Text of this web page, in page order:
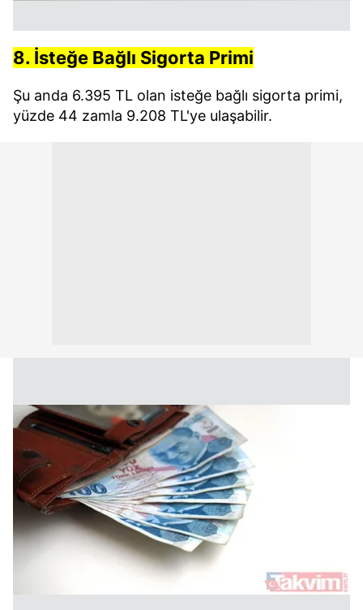
8. İsteğe Bağlı Sigorta Primi
Şu anda 6.395 TL olan isteğe bağlı sigorta primi,
yüzde 44 zamla 9.208 TL'ye ulaşabilir.